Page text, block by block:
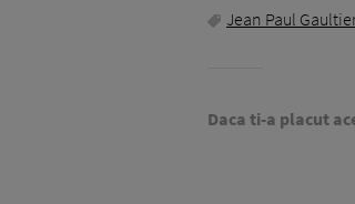
Jean Paul
Daca ti-a placut